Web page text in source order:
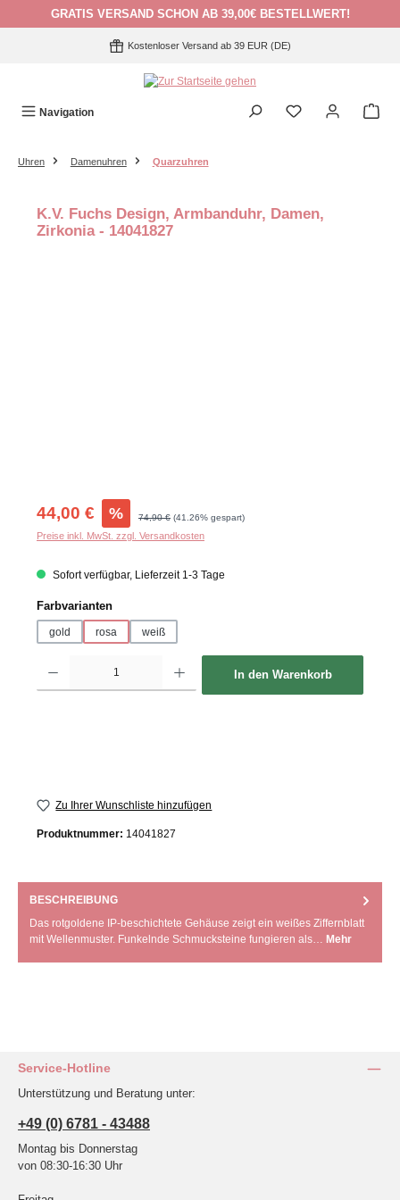
Zum Hauptinhalt springen
GRATIS VERSAND SCHON AB 39,00€ BESTELLWERT!
Kostenloser Versand ab 39 EUR (DE)
Navigation
Uhren Damenuhren Quarzuhren
K.V. Fuchs Design, Armbanduhr, Damen,
Zirkonia - 14041827
Verkaufspreis:
44,00 € % Regulärer Preis:
74,90 € (41.26% gespart)
Preise inkl. MwSt. zzgl. Versandkosten
Sofort verfügbar, Lieferzeit 1-3 Tage
Farbvariantenauswählen
gold rosa weiß
In den Warenkorb
Zu Ihrer Wunschliste hinzufügen
Produktnummer: 14041827
BESCHREIBUNG
Das rotgoldene IP-beschichtete Gehäuse zeigt ein weißes Ziffernblatt
mit Wellenmuster. Funkelnde Schmucksteine fungieren als… Mehr
Service-Hotline
Unterstützung und Beratung unter:
+49 (0) 6781 - 43488
Montag bis Donnerstag
von 08:30-16:30 Uhr